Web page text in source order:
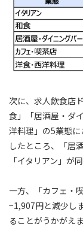
次に、求人飲食店
食」「居酒屋・ダ
洋料理」の5業態
したところ、「居
「イタリアン」が
一方、「カフェ・
−1,907円と減少し
ることがうかがえま